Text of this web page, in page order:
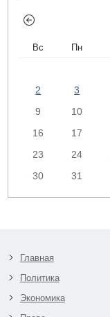
Вс Пн
2
3
9
10
16
17
23
24
30
31
Главная
Политика
Экономика